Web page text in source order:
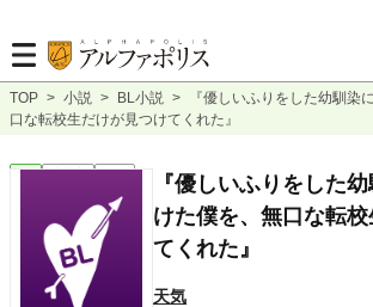
TOP > 小説 > BL小説 >
『優しいふりをした幼馴染
口な転校生だけが見つけてくれた』
BL 連載中 長編
『優しいふりをした
けた僕を、無口な転
てくれた』
天気